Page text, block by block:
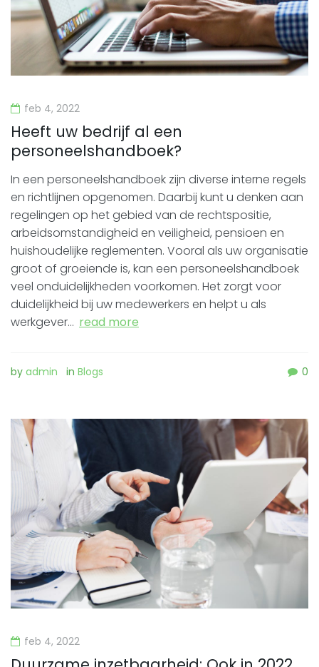
feb 4, 2022
Heeft uw bedrijf al een
personeelshandboek?
In een personeelshandboek zijn diverse interne regels
en richtlijnen opgenomen. Daarbij kunt u denken aan
regelingen op het gebied van de rechtspositie,
arbeidsomstandigheid en veiligheid, pensioen en
huishoudelijke reglementen. Vooral als uw organisatie
groot of groeiende is, kan een personeelshandboek
veel onduidelijkheden voorkomen. Het zorgt voor
duidelijkheid bij uw medewerkers en helpt u als
werkgever… read more
by admin in Blogs 0
feb 4, 2022